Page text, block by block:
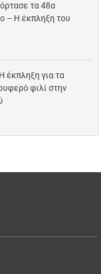
τα 48α
– Η έκπληξη του
έκπληξη για τα
φιλί στην